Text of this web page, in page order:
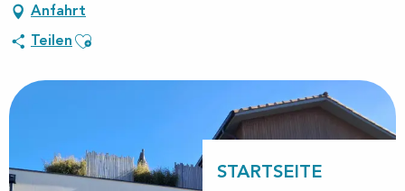
STARTSEITE
Anfahrt
Teilen Ajouter aux favoris